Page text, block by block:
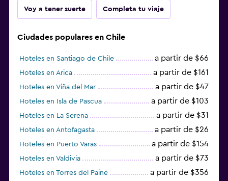
Voy a tener suerte Completa tu viaje
Ciudades populares en Chile
Hoteles en Santiago de Chile a partir de $66
Hoteles en Arica a partir de $161
Hoteles en Viña del Mar a partir de $47
Hoteles en Isla de Pascua a partir de $103
Hoteles en La Serena a partir de $31
Hoteles en Antofagasta a partir de $26
Hoteles en Puerto Varas a partir de $154
Hoteles en Valdivia a partir de $73
Hoteles en Torres del Paine a partir de $356